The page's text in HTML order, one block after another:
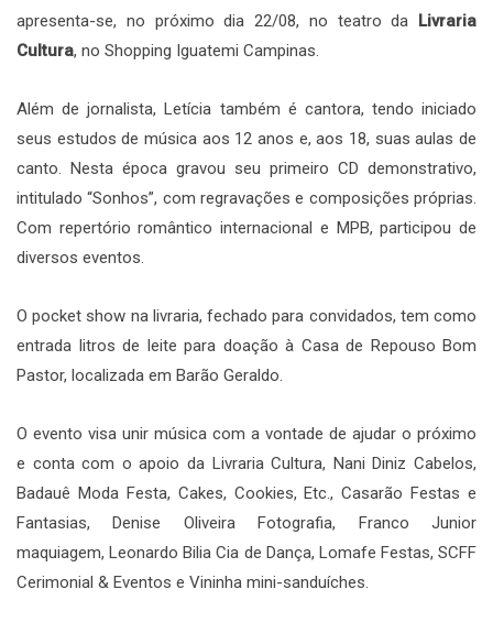
apresenta-se, no próximo dia 22/08, no teatro da Livraria
Cultura, no Shopping Iguatemi Campinas.
Além de jornalista, Letícia também é cantora, tendo iniciado
seus estudos de música aos 12 anos e, aos 18, suas aulas de
canto. Nesta época gravou seu primeiro CD demonstrativo,
intitulado “Sonhos”, com regravações e composições próprias.
Com repertório romântico internacional e MPB, participou de
diversos eventos.
O pocket show na livraria, fechado para convidados, tem como
entrada litros de leite para doação à Casa de Repouso Bom
Pastor, localizada em Barão Geraldo.
O evento visa unir música com a vontade de ajudar o próximo
e conta com o apoio da Livraria Cultura, Nani Diniz Cabelos,
Badauê Moda Festa, Cakes, Cookies, Etc., Casarão Festas e
Fantasias, Denise Oliveira Fotografia, Franco Junior
maquiagem, Leonardo Bilia Cia de Dança, Lomafe Festas, SCFF
Cerimonial & Eventos e Vininha mini-sanduíches.